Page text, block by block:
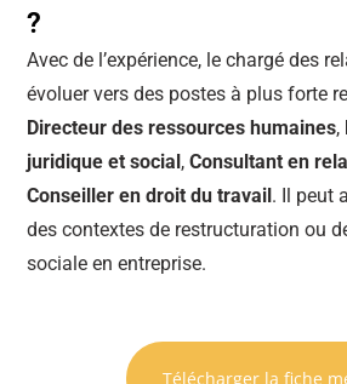
?
Avec de l’expérience, le chargé des
évoluer vers des postes à plus forte
Directeur des ressources humaines,
juridique et social,Consultant en
Conseiller en droit du travail. Il peut
des contextes de restructuration ou
sociale en entreprise.
Télécharger la fiche